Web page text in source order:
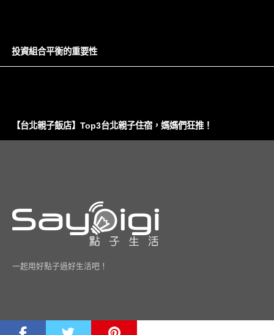
投資組合平衡的重要性
【台北親子飯店】Top3台北親子住宿，媽媽們狂推！
一起用好點子過好生活吧！